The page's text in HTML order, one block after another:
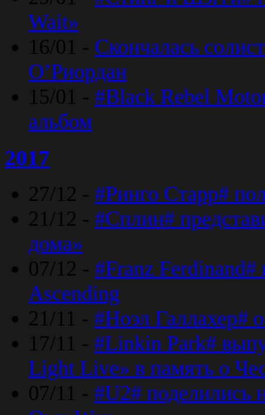
Wait»
16/01 - Скончалась
O’Риордан
15/01 - #Black Rebel
альбом
2017
27/12 - #Ринго Старр#
21/12 - #Сплин#
дома»
07/12 - #Franz
Ascending
21/11 - #Ноэл Галлахер#
17/11 - #Linkin Park#
Light Live» в память о
07/11 - #U2#